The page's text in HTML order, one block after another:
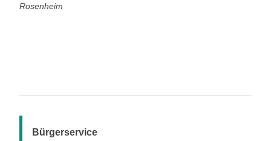
Rosenheim
Bürgerservice